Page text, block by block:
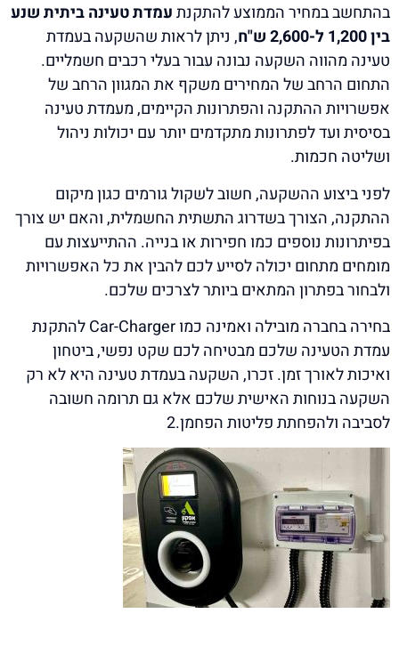
בהתחשב במחיר הממוצע להתקנתעמדת טעינה ביתית שנע
בין 1,200 ל-2,600 ש"ח
, ניתן לראות שהשקעה בעמדת
טעינה מהווה השקעה נבונה עבור בעלי רכבים חשמליים.
התחום הרחב של המחירים משקף את המגוון הרחב של
אפשרויות ההתקנה והפתרונות הקיימים, מעמדת טעינה
בסיסית ועד לפתרונות מתקדמים יותר עם יכולות ניהול
ושליטה חכמות.
לפני ביצוע ההשקעה, חשוב לשקול גורמים כגון מיקום
ההתקנה, הצורך בשדרוג התשתית החשמלית, והאם יש צורך
בפיתרונות נוספים כמו חפירות או בנייה. ההתייעצות עם
מומחים מתחום יכולה לסייע לכם להבין את כל האפשרויות
ולבחור בפתרון המתאים ביותר לצרכים שלכם.
בחירה בחברה מובילה ואמינה כמו Car-Charger להתקנת
עמדת הטעינה שלכם מבטיחה לכם שקט נפשי, ביטחון
ואיכות לאורך זמן. זכרו, השקעה בעמדת טעינה היא לא רק
השקעה בנוחות האישית שלכם אלא גם תרומה חשובה
לסביבה ולהפחתת פליטות הפחמן.2